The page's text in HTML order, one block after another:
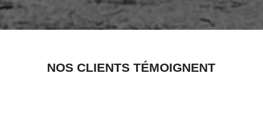
NOS CLIENTS TÉMOIGNENT